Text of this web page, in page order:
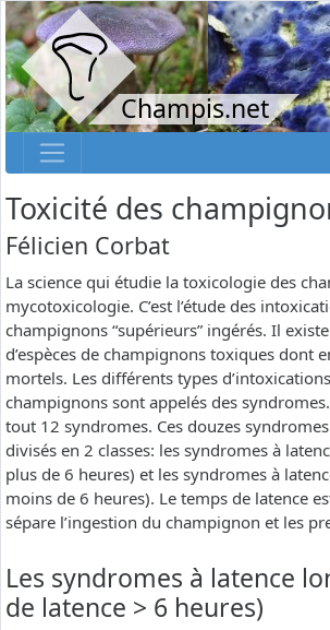
Champis.net
Toxicité des
Félicien Corbat
La science qui étudie la toxicologie des
mycotoxicologie. C’est l’étude des
champignons “supérieurs” ingérés. Il
d’espèces de champignons toxiques dont
mortels. Les différents types
champignons sont appelés des
tout 12 syndromes. Ces douzes
divisés en 2 classes: les syndromes à
plus de 6 heures) et les syndromes à
moins de 6 heures). Le temps de latence
sépare l’ingestion du champignon et les
Les syndromes à latence
de latence > 6 heures)